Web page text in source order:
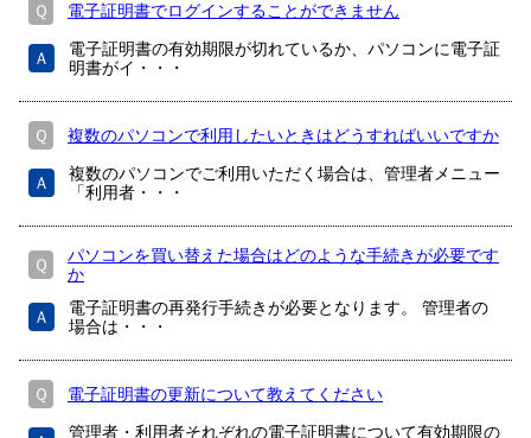
Ｑ 電子証明書でログインすることができません
Ａ
電子証明書の有効期限が切れているか、パソコンに電子証
明書がイ・・・
Ｑ 複数のパソコンで利用したいときはどうすればいいですか
Ａ
複数のパソコンでご利用いただく場合は、管理者メニュー
「利用者・・・
Ｑ
パソコンを買い替えた場合はどのような手続きが必要です
か
Ａ
電子証明書の再発行手続きが必要となります。 管理者の
場合は・・・
Ｑ 電子証明書の更新について教えてください
管理者・利用者それぞれの電子証明書について有効期限の